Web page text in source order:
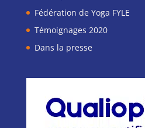
Fédération de Yoga FYLE
Témoignages 2020
Dans la presse